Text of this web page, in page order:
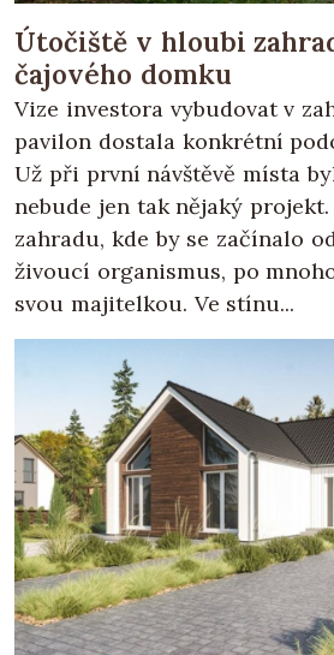
Útočiště v hloubi
čajového domku
Vize investora vybudovat v
pavilon dostala konkrétní
Už při první návštěvě místa
nebude jen tak nějaký
zahradu, kde by se začínalo
živoucí organismus, po
svou majitelkou. Ve stínu...